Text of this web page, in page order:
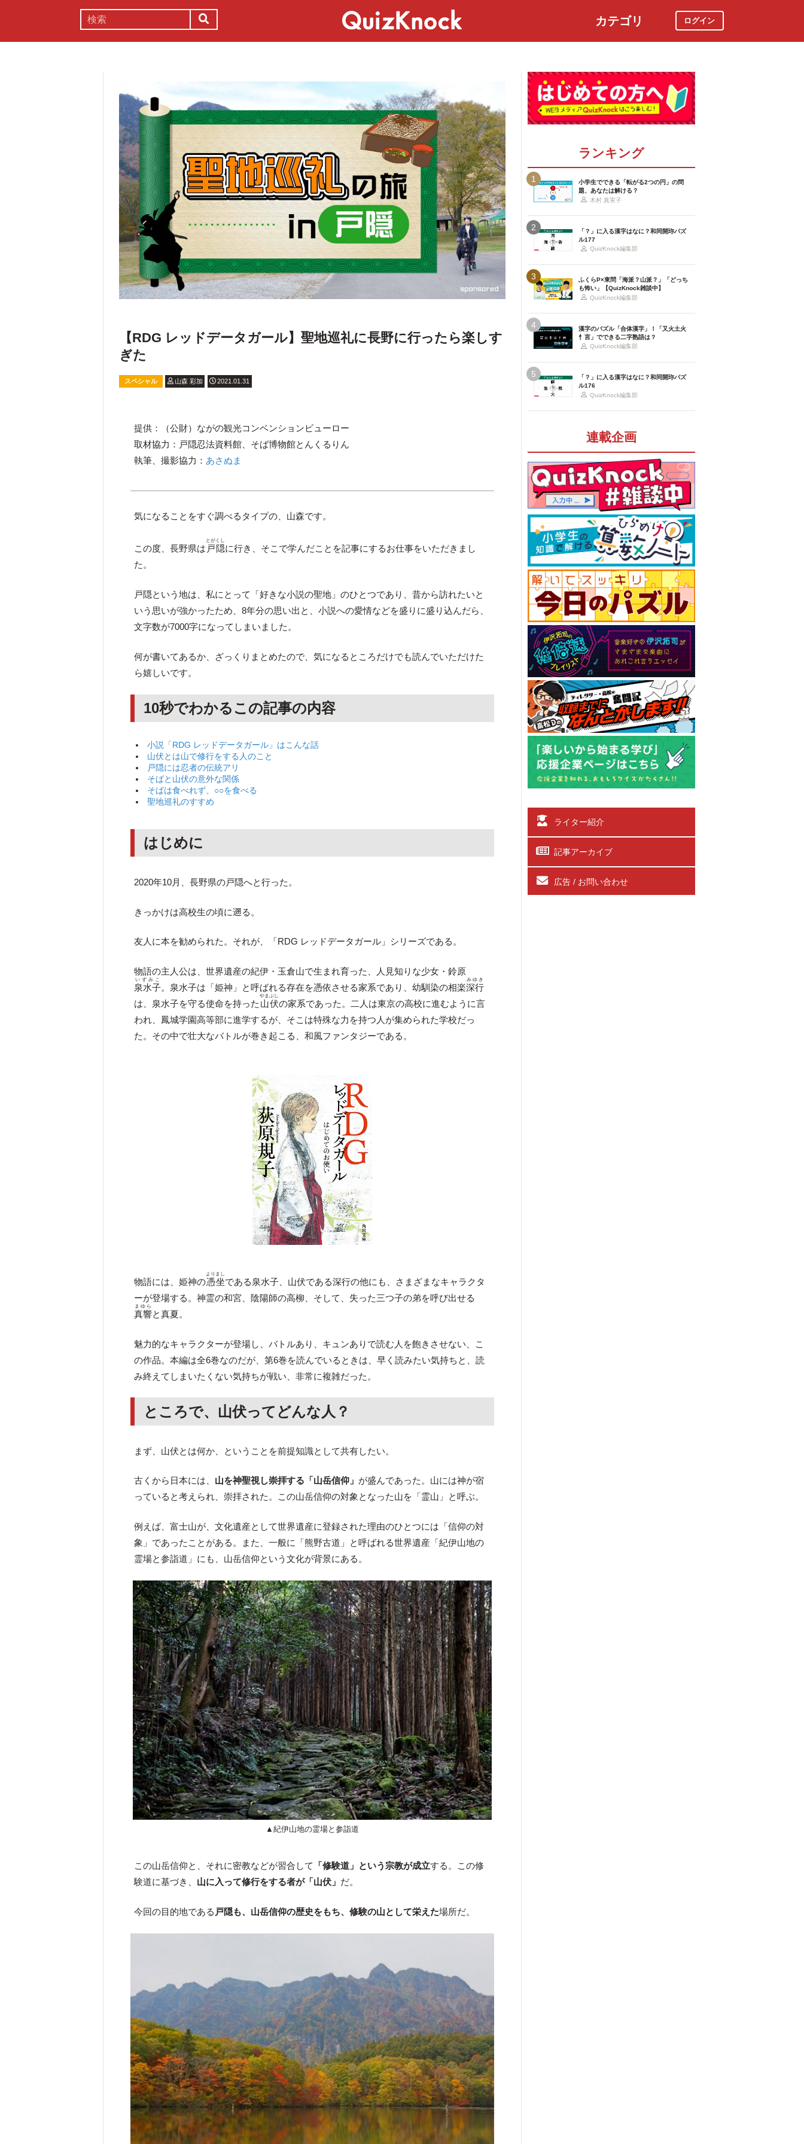
カテゴリ ログイン
【RDG レッドデータガール】聖地巡礼に長野に行ったら楽しす
ぎた
スペシャル 山森 彩加 2021.01.31
提供：（公財）ながの観光コンベンションビューロー
取材協力：戸隠忍法資料館、そば博物館とんくるりん
執筆、撮影協力： あさぬま
気になることをすぐ調べるタイプの、山森です。
この度、長野県は 戸隠
とがくし
に行き、そこで学んだことを記事にするお仕事をいただきまし
た。
戸隠という地は、私にとって「好きな小説の聖地」のひとつであり、昔から訪れたいと
いう思いが強かったため、8年分の思い出と、小説への愛情などを盛りに盛り込んだら、
文字数が7000字になってしまいました。
何が書いてあるか、ざっくりまとめたので、気になるところだけでも読んでいただけた
ら嬉しいです。
10秒でわかるこの記事の内容
小説「RDG レッドデータガール」はこんな話
山伏とは山で修行をする人のこと
戸隠には忍者の伝統アリ
そばと山伏の意外な関係
そばは食べれず、○○を食べる
聖地巡礼のすすめ
はじめに
2020年10月、長野県の戸隠へと行った。
きっかけは高校生の頃に遡る。
友人に本を勧められた。それが、「RDG レッドデータガール」シリーズである。
物語の主人公は、世界遺産の紀伊・玉倉山で生まれ育った、人見知りな少女・鈴原
泉水子
いずみこ
。泉水子は「姫神」と呼ばれる存在を憑依させる家系であり、幼馴染の相楽深行
みゆき
は、泉水子を守る使命を持った 山伏
やまぶし
の家系であった。二人は東京の高校に進むように言
われ、鳳城学園高等部に進学するが、そこは特殊な力を持つ人が集められた学校だっ
た。その中で壮大なバトルが巻き起こる、和風ファンタジーである。
物語には、姫神の憑坐
よりまし
である泉水子、山伏である深行の他にも、さまざまなキャラクタ
ーが登場する。神霊の和宮、陰陽師の高柳、そして、失った三つ子の弟を呼び出せる
真響
まゆら
と真夏。
魅力的なキャラクターが登場し、バトルあり、キュンありで読む人を飽きさせない、こ
の作品。本編は全6巻なのだが、第6巻を読んでいるときは、早く読みたい気持ちと、読
み終えてしまいたくない気持ちが戦い、非常に複雑だった。
ところで、山伏ってどんな人？
まず、山伏とは何か、ということを前提知識として共有したい。
古くから日本には、 山を神聖視し崇拝する「山岳信仰」 が盛んであった。山には神が宿
っていると考えられ、崇拝された。この山岳信仰の対象となった山を「霊山」と呼ぶ。
例えば、富士山が、文化遺産として世界遺産に登録された理由のひとつには「信仰の対
象」であったことがある。また、一般に「熊野古道」と呼ばれる世界遺産「紀伊山地の
霊場と参詣道」にも、山岳信仰という文化が背景にある。
▲紀伊山地の霊場と参詣道
この山岳信仰と、それに密教などが習合して 「修験道」という宗教が成立する。この修
験道に基づき、 山に入って修行をする者が「山伏」 だ。
今回の目的地である 戸隠も、山岳信仰の歴史をもち、修験の山として栄えた場所だ。
ランキング
1
小学生でできる「転がる2つの円」の問
題、あなたは解ける？
木村 真実子
2
「？」に入る漢字はなに？和同開珎パズ
ル177
QuizKnock編集部
3
ふくらP×東問「海派？山派？」「どっち
も怖い」【QuizKnock雑談中】
QuizKnock編集部
4
漢字のパズル「合体漢字」！「又火土火
忄言」でできる二字熟語は？
QuizKnock編集部
5
「？」に入る漢字はなに？和同開珎パズ
ル176
QuizKnock編集部
連載企画
ライター紹介
記事アーカイブ
広告 / お問い合わせ